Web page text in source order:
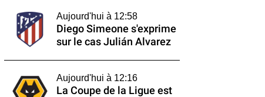
Aujourd'hui à 12:58
Diego Simeone s'exprime
sur le cas Julián Alvarez
Aujourd'hui à 12:16
La Coupe de la Ligue est